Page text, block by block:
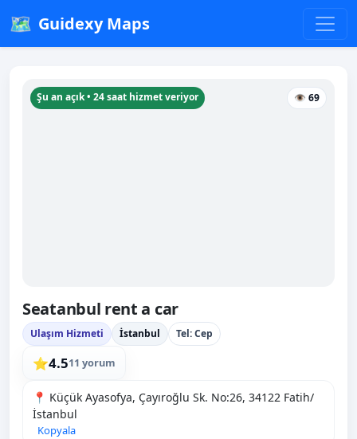
🗺️ Guidexy Maps
Şu an açık • 24 saat hizmet veriyor 👁 69
Seatanbul rent a car
Ulaşım Hizmeti İstanbul Tel: Cep
⭐4.511 yorum
📍 Küçük Ayasofya, Çayıroğlu Sk. No:26, 34122 Fatih/
İstanbul
Kopyala